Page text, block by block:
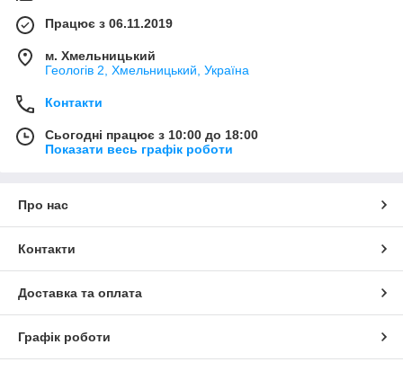
Працює з 06.11.2019
м. Хмельницький
Геологів 2, Хмельницький, Україна
Контакти
Сьогодні працює з 10:00 до 18:00
Показати весь графік роботи
Про нас
Контакти
Доставка та оплата
Графік роботи